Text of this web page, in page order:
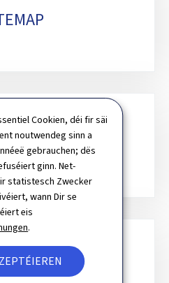
Cookien, déi fir säi
noutwendeg sinn a
gebrauchen; dës
ginn. Net-
statistesch Zwecker
wann Dir se
eis
.